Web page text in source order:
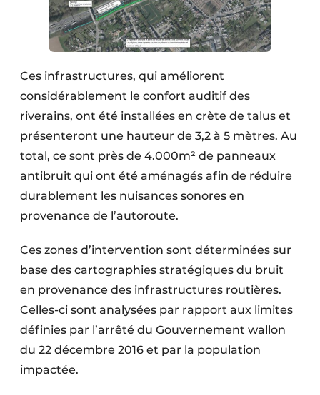
Ces infrastructures, qui améliorent
considérablement le confort auditif des
riverains, ont été installées en crète de talus et
présenteront une hauteur de 3,2 à 5 mètres. Au
total, ce sont près de 4.000m² de panneaux
antibruit qui ont été aménagés afin de réduire
durablement les nuisances sonores en
provenance de l’autoroute.
Ces zones d’intervention sont déterminées sur
base des cartographies stratégiques du bruit
en provenance des infrastructures routières.
Celles-ci sont analysées par rapport aux limites
définies par l’arrêté du Gouvernement wallon
du 22 décembre 2016 et par la population
impactée.